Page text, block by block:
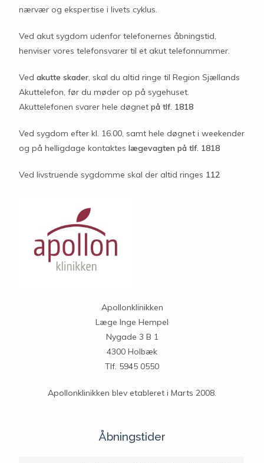
nærvær og ekspertise i livets cyklus.
Ved akut sygdom udenfor telefonernes åbningstid,
henviser vores telefonsvarer til et akut telefonnummer.
Vedakutte skader, skal du altid ringe til Region Sjællands
Akuttelefon, før du møder op på sygehuset.
Akuttelefonen svarer hele døgnetpå tlf. 1818
Ved sygdom efter kl. 16.00, samt hele døgnet i weekender
og på helligdage kontakteslægevagten på tlf. 1818
Ved livstruende sygdomme skal der altid ringes 112
Apollonklinikken
Læge Inge Hempel
Nygade 3 B 1
4300 Holbæk
Tlf. 5945 0550
Apollonklinikken blev etableret i Marts 2008.
Åbningstider